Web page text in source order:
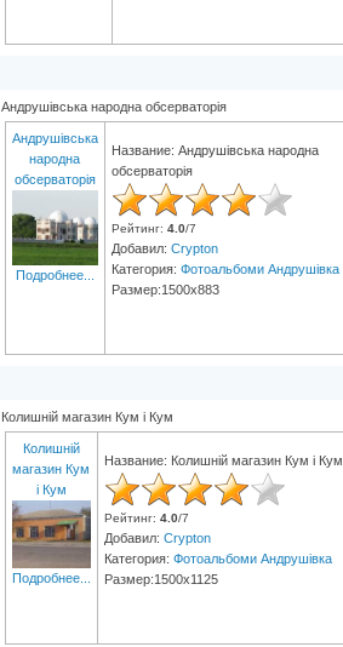
Андрушівська народна обсерваторія
Андрушівська
народна
обсерваторія
Подробнее...
Название: Андрушівська народна
обсерваторія
Рейтинг: 4.0/7
Добавил: Crypton
Категория: Фотоальбоми Андрушівка
Размер:1500x883
Колишній магазин Кум і Кум
Колишній
магазин Кум
і Кум
Подробнее...
Название: Колишній магазин Кум і Кум
Рейтинг: 4.0/7
Добавил: Crypton
Категория: Фотоальбоми Андрушівка
Размер:1500x1125